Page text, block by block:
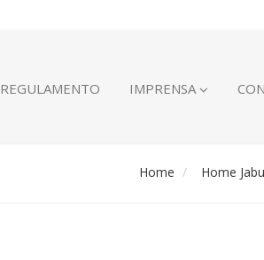
REGULAMENTO IMPRENSA
Home Home